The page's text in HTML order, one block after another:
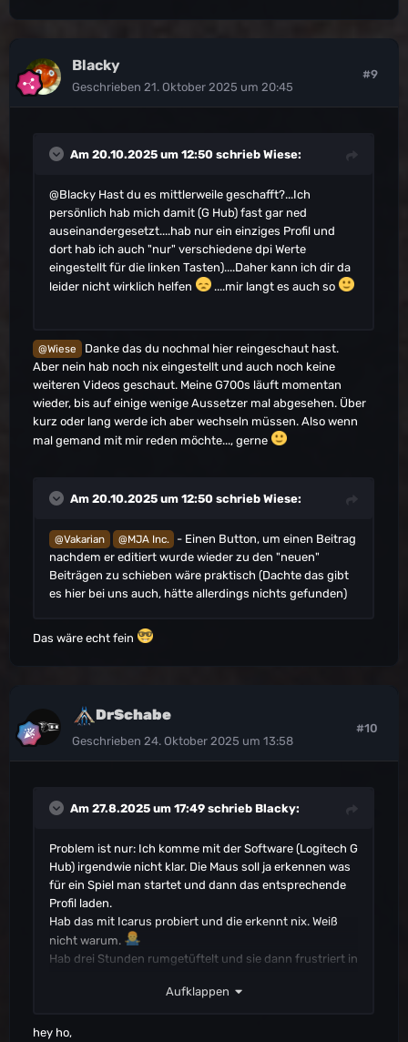
Blacky
Geschrieben 21. Oktober 2025 um 20:45
#9
Am 20.10.2025 um 12:50 schrieb Wiese:
@Blacky Hast du es mittlerweile geschafft?...Ich
persönlich hab mich damit (G Hub) fast gar ned
auseinandergesetzt....hab nur ein einziges Profil und
dort hab ich auch "nur" verschiedene dpi Werte
eingestellt für die linken Tasten)....Daher kann ich dir da
leider nicht wirklich helfen
....mir langt es auch so
@Wiese
Danke das du nochmal hier reingeschaut hast.
Aber nein hab noch nix eingestellt und auch noch keine
weiteren Videos geschaut. Meine G700s läuft momentan
wieder, bis auf einige wenige Aussetzer mal abgesehen. Über
kurz oder lang werde ich aber wechseln müssen. Also wenn
mal gemand mit mir reden möchte..., gerne
Am 20.10.2025 um 12:50 schrieb Wiese:
@Vakarian @MJA Inc.
- Einen Button, um einen Beitrag
nachdem er editiert wurde wieder zu den "neuen"
Beiträgen zu schieben wäre praktisch (Dachte das gibt
es hier bei uns auch, hätte allerdings nichts gefunden)
Das wäre echt fein
DrSchabe
Geschrieben 24. Oktober 2025 um 13:58
#10
Am 27.8.2025 um 17:49 schrieb Blacky:
Problem ist nur: Ich komme mit der Software (Logitech G
Hub) irgendwie nicht klar. Die Maus soll ja erkennen was
für ein Spiel man startet und dann das entsprechende
Profil laden.
Hab das mit Icarus probiert und die erkennt nix. Weiß
nicht warum.
Hab drei Stunden rumgetüftelt und sie dann frustriert in
Aufklappen
hey ho,